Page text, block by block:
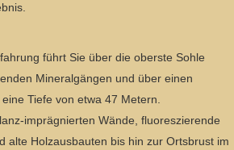
führt Sie über die oberste Sohle
Mineralgängen und über einen
Tiefe von etwa 47 Metern.
imprägnierten Wände, fluoreszierende
alte Holzausbauten bis hin zur Ortsbrust im